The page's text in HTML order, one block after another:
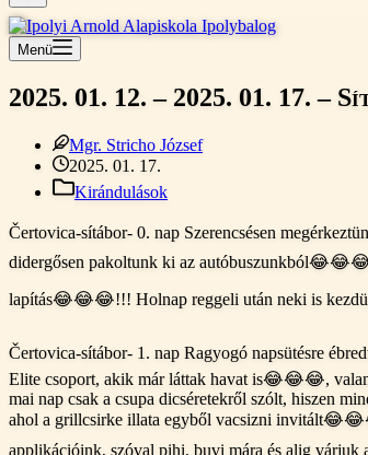
Nincs
találat
Menü
2025. 01. 12. – 2025. 01. 17. –
Mgr. Stricho József
2025. 01. 17.
Kirándulások
Čertovica-sítábor- 0. nap Szerencsésen
didergősen pakoltunk ki az
lapítás😂😂😂!!! Holnap reggeli után neki is
Čertovica-sítábor- 1. nap Ragyogó napsütésre
Elite csoport, akik már láttak havat is😂😂😂,
mai nap csak a csupa dicséretekről szólt, hiszen
ahol a grillcsirke illata egyből vacsizni
applikációink, szóval pihi, buvi mára és alig